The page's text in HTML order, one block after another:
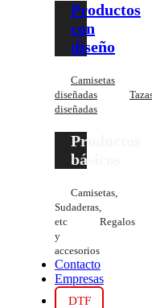
Productos
con
diseño
Camisetas
diseñadas
diseñadas
Productos
básicos
Camisetas,
Sudaderas,
etc
Regalos
y
accesorios
Contacto
Empresas
DTF